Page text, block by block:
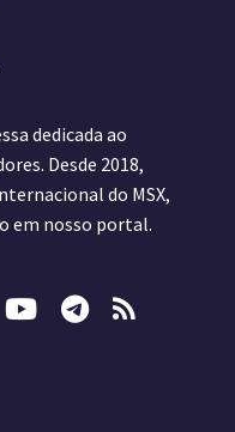
dedicada ao
Desde 2018,
do MSX,
em nosso portal.